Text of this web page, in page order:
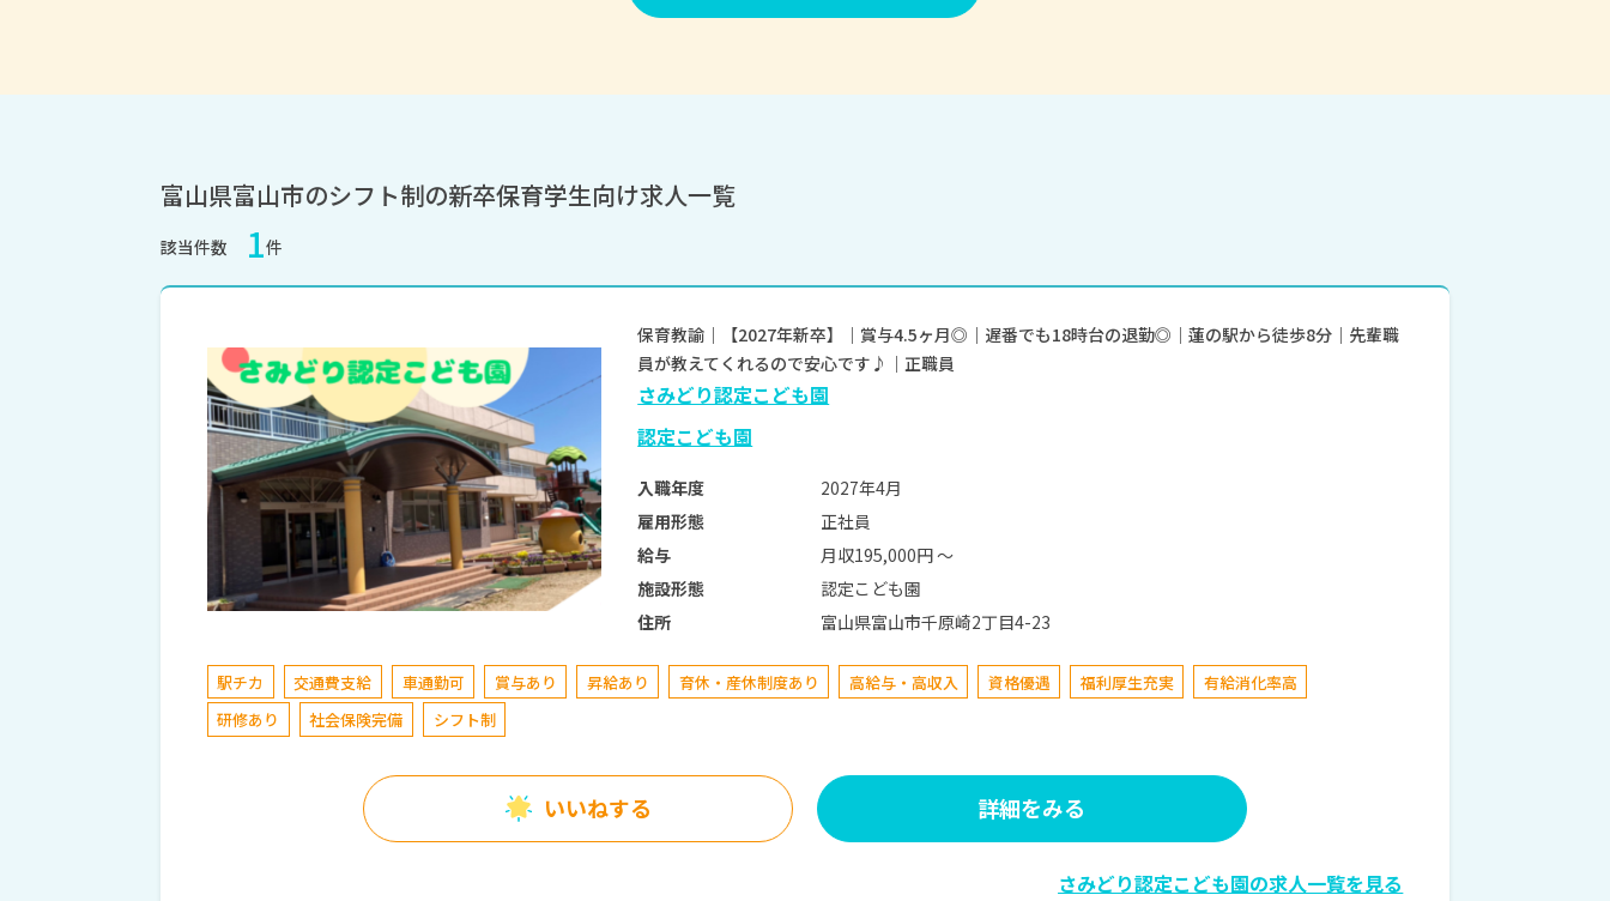
富山県富山市のシフト制の新卒保育学生向け求人一覧
該当件数 1件
保育教諭｜【2027年新卒】｜賞与4.5ヶ月◎｜遅番でも18時台の退勤◎｜蓮の駅から徒歩8分｜先輩職
員が教えてくれるので安心です♪｜正職員
さみどり認定こども園
認定こども園
入職年度
2027年4月
雇用形態
正社員
給与
月収195,000円 〜
施設形態
認定こども園
住所
富山県富山市千原崎2丁目4-23
駅チカ 交通費支給 車通勤可 賞与あり 昇給あり 育休・産休制度あり 高給与・高収入 資格優遇 福利厚生充実
有給消化率高
研修あり
社会保険完備 シフト制
いいねする 詳細をみる
さみどり認定こども園の求人一覧を見る